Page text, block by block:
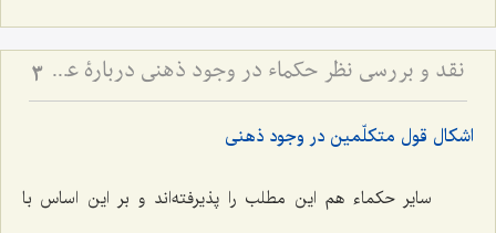
نقد و بررسی نظر حکماء در وجود ذهنی دربارۀ عینیّت ماهیّات ذهنی و خارجی - نظر حکما مبنی بر عینیت ماهیات ذهنی و خارجی با اشکالات اساسی روبرو است 3
اشکال قول متکلّمین در وجود ذهنی
سایر حکماء هم این مطلب را پذیرفته‌اند و بر این اساس با